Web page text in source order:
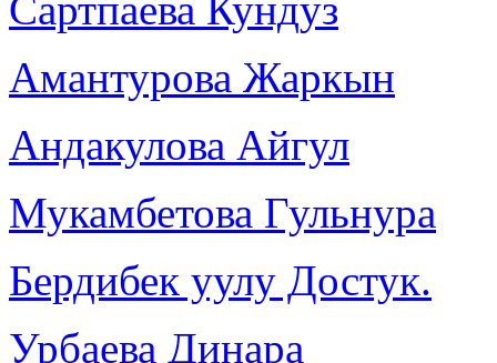
Амантурова Жаркын
Андакулова Айгул
Мукамбетова Гульнура
Бердибек уулу Достук.
Урбаева Динара